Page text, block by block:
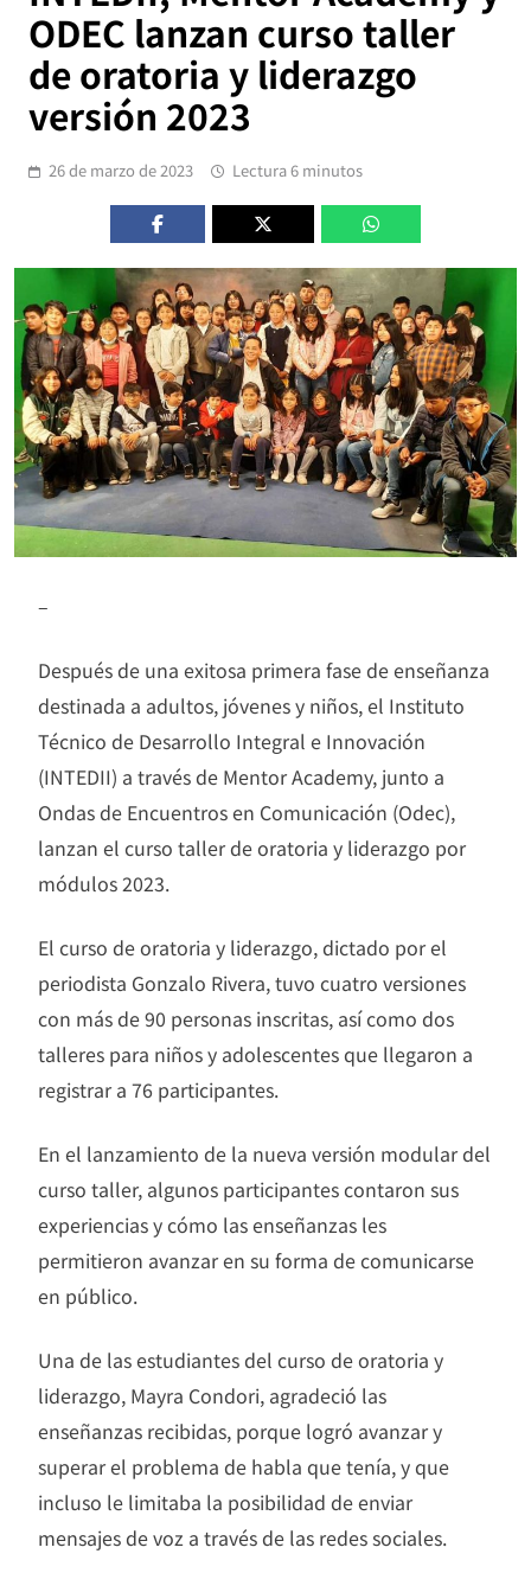
ODEC lanzan curso taller
de oratoria y liderazgo
versión 2023
26 de marzo de 2023 Lectura 6 minutos
–
Después de una exitosa primera fase de enseñanza
destinada a adultos, jóvenes y niños, el Instituto
Técnico de Desarrollo Integral e Innovación
(INTEDII) a través de Mentor Academy, junto a
Ondas de Encuentros en Comunicación (Odec),
lanzan el curso taller de oratoria y liderazgo por
módulos 2023.
El curso de oratoria y liderazgo, dictado por el
periodista Gonzalo Rivera, tuvo cuatro versiones
con más de 90 personas inscritas, así como dos
talleres para niños y adolescentes que llegaron a
registrar a 76 participantes.
En el lanzamiento de la nueva versión modular del
curso taller, algunos participantes contaron sus
experiencias y cómo las enseñanzas les
permitieron avanzar en su forma de comunicarse
en público.
Una de las estudiantes del curso de oratoria y
liderazgo, Mayra Condori, agradeció las
enseñanzas recibidas, porque logró avanzar y
superar el problema de habla que tenía, y que
incluso le limitaba la posibilidad de enviar
mensajes de voz a través de las redes sociales.